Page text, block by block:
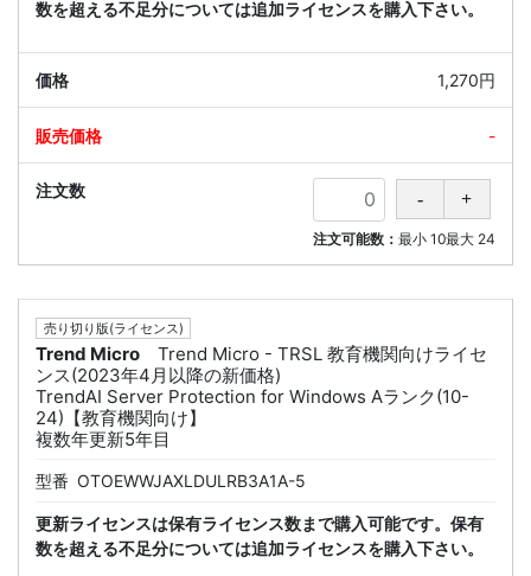
数を超える不足分については追加ライセンスを購入下さい。
1,270円
-
注文可能数： 最小 10最大 24
売り切り版(ライセンス)
Trend Micro
Trend Micro - TRSL 教育機関向けライセ
ンス(2023年4月以降の新価格)
TrendAI Server Protection for Windows Aランク(10-
24)【教育機関向け】
複数年更新5年目
型番 OTOEWWJAXLDULRB3A1A-5
更新ライセンスは保有ライセンス数まで購入可能です。保有
数を超える不足分については追加ライセンスを購入下さい。